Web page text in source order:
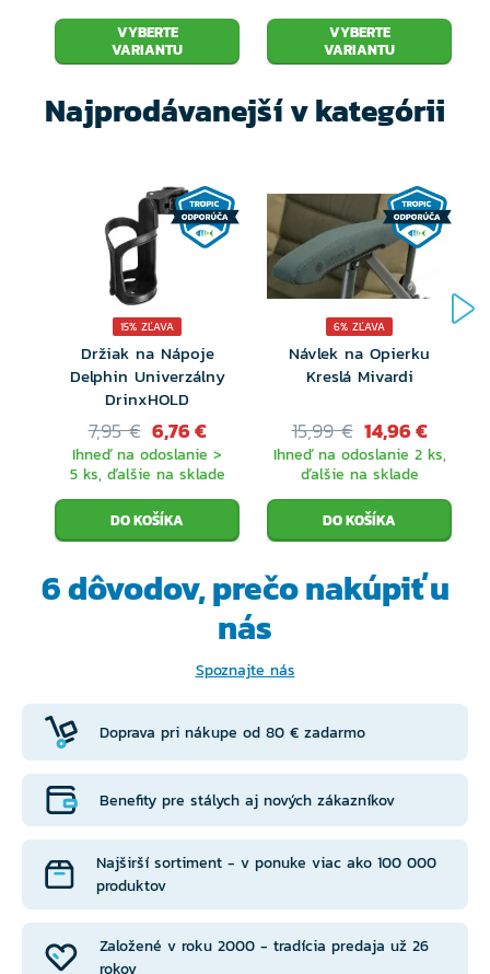
VYBERTE
VARIANTU
VYBERTE
VARIANTU
Najprodávanejší v kategórii
15% ZĽAVA
Držiak na Nápoje
Delphin Univerzálny
DrinxHOLD
7,95 € 6,76 €
Ihneď na odoslanie >
5 ks, ďalšie na sklade
6% ZĽAVA
Návlek na Opierku
Kreslá Mivardi
15,99 € 14,96 €
Ihneď na odoslanie 2 ks,
ďalšie na sklade
6 dôvodov, prečonakúpiť u
nás
Spoznajte nás
Doprava pri nákupe od 80 € zadarmo
Založené v roku 2000 - tradícia predaja už 26
rokov
Benefity pre stálych aj nových zákazníkov
Najširší sortiment - v ponuke viac ako 100 000
produktov